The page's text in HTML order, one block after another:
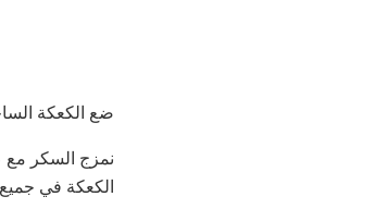
ضع الكعكة
نمزج السكر مع
الكعكة في